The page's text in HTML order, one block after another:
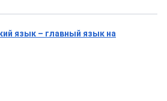
язык – главный язык на